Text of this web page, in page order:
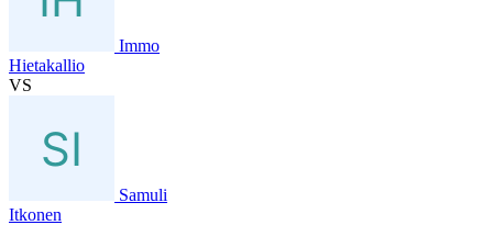
Immo
Hietakallio
VS
Samuli
Itkonen